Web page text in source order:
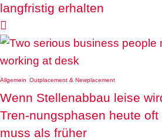
langfristig erhalten

Allgemein Outplacement & Newplacement
Wenn Stellenabbau leise
Tren-nungsphasen heute
muss als früher